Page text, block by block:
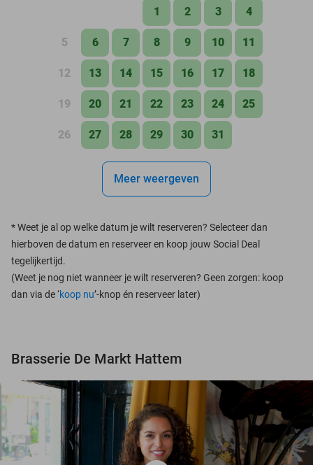
1 2 3 4
5 6 7 8 9 10 11
12 13 14 15 16 17 18
19 20 21 22 23 24 25
26 27 28 29 30 31
Meer weergeven
*Weet je al op welke datum je wilt reserveren? Selecteer dan
hierboven de datum en reserveer en koop jouw Social Deal
tegelijkertijd.
(Weet je nog niet wanneer je wilt reserveren? Geen zorgen: koop
dan via de ‘koop nu’-knop én reserveer later)
Brasserie De Markt Hattem